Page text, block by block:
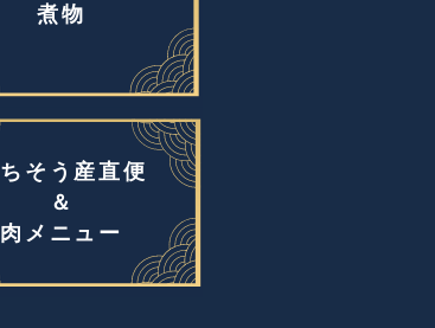
煮物
そう産直便
＆
肉メニュー